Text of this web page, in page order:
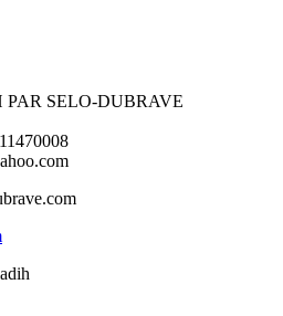
SELO-DUBRAVE